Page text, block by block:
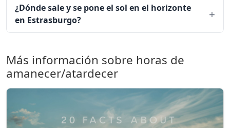
¿Dónde sale y se pone el sol en el horizonte
en Estrasburgo?
Más información sobre horas de
amanecer/atardecer